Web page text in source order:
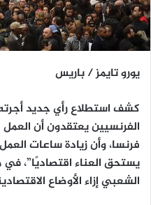
يورو تايمز / باريس
كشف استطلاع رأي جديد
الفرنسيين يعتقدون أن
فرنسا، وأن زيادة ساعات
يستحق العناء اقتصاديًا”،
الشعبي إزاء الأوضاع